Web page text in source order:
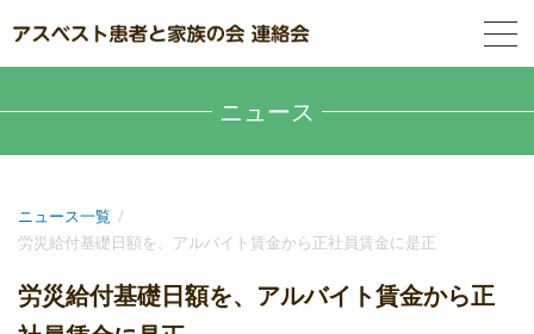
ニュース
ニュース一覧
労災給付基礎日額を、アルバイト賃金から正社員賃金に是正
労災給付基礎日額を、アルバイト賃金から正